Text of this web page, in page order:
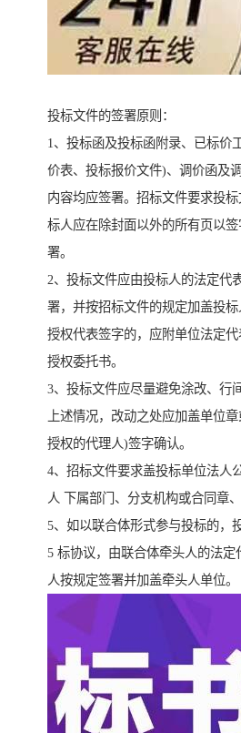
投标文件的签署原则：
1、投标函及投标函附录、已标价
价表、投标报价文件)、调价函及
内容均应签署。招标文件要求投
标人应在除封面以外的所有页以
署。
2、投标文件应由投标人的法定代
署，并按招标文件的规定加盖投
授权代表签字的，应附单位法定
授权委托书。
3、投标文件应尽量避免涂改、行
上述情况，改动之处应加盖单位
授权的代理人)签字确认。
4、招标文件要求盖投标单位法人
人 下属部门、分支机构或合同章
5、如以联合体形式参与投标的，
5 标协议，由联合体牵头人的法定
人按规定签署并加盖牵头人单位。